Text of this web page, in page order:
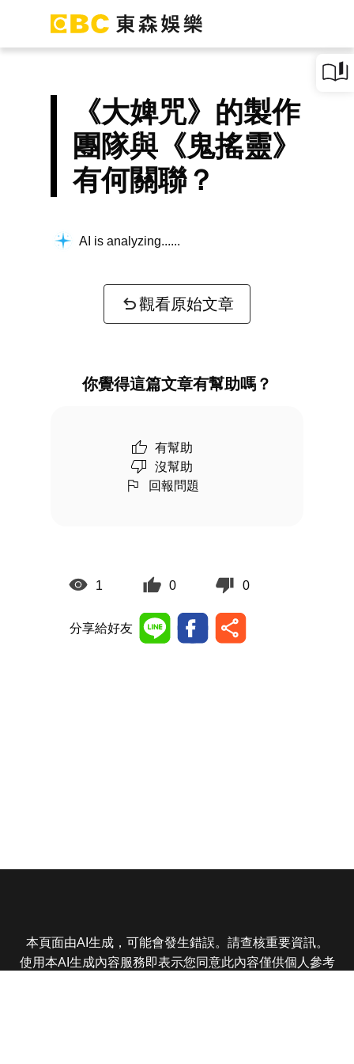
《大婢咒》的製作
團隊與《鬼搖靈》
有何關聯？
AI is analyzing...
觀看原始文章
你覺得這篇文章有幫助嗎？
有幫助
沒幫助
回報問題
1 0 0
分享給好友
本頁面由AI生成，可能會發生錯誤。請查核重要資訊。
使用本AI生成內容服務即表示您同意此內容僅供個人參考